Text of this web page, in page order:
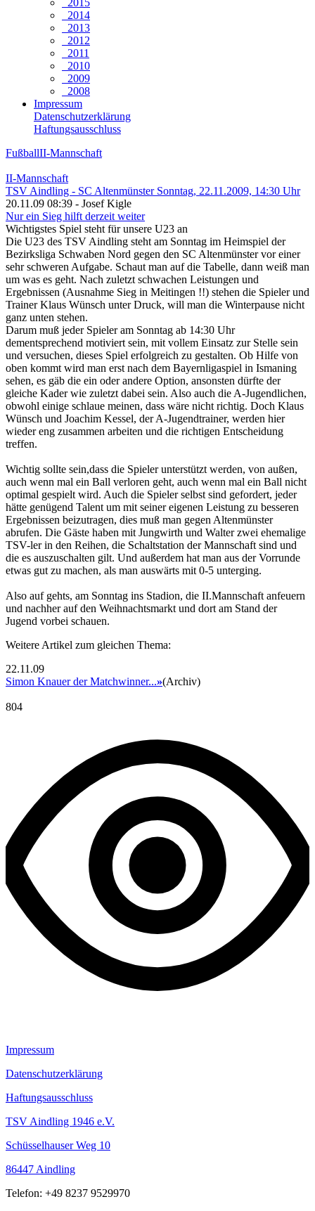
2015
2014
2013
2012
2011
2010
2009
2008
Impressum
Datenschutzerklärung
Haftungsausschluss
FußballII-Mannschaft
II-Mannschaft
TSV Aindling - SC Altenmünster Sonntag, 22.11.2009, 14:30 Uhr
20.11.09 08:39 - Josef Kigle
Nur ein Sieg hilft derzeit weiter
Wichtigstes Spiel steht für unsere U23 an
Die U23 des TSV Aindling steht am Sonntag im Heimspiel der
Bezirksliga Schwaben Nord gegen den SC Altenmünster vor einer
sehr schweren Aufgabe. Schaut man auf die Tabelle, dann weiß man
um was es geht. Nach zuletzt schwachen Leistungen und
Ergebnissen (Ausnahme Sieg in Meitingen !!) stehen die Spieler und
Trainer Klaus Wünsch unter Druck, will man die Winterpause nicht
ganz unten stehen.
Darum muß jeder Spieler am Sonntag ab 14:30 Uhr
dementsprechend motiviert sein, mit vollem Einsatz zur Stelle sein
und versuchen, dieses Spiel erfolgreich zu gestalten. Ob Hilfe von
oben kommt wird man erst nach dem Bayernligaspiel in Ismaning
sehen, es gäb die ein oder andere Option, ansonsten dürfte der
gleiche Kader wie zuletzt dabei sein. Also auch die A-Jugendlichen,
obwohl einige schlaue meinen, dass wäre nicht richtig. Doch Klaus
Wünsch und Joachim Kessel, der A-Jugendtrainer, werden hier
wieder eng zusammen arbeiten und die richtigen Entscheidung
treffen.
Wichtig sollte sein,dass die Spieler unterstützt werden, von außen,
auch wenn mal ein Ball verloren geht, auch wenn mal ein Ball nicht
optimal gespielt wird. Auch die Spieler selbst sind gefordert, jeder
hätte genügend Talent um mit seiner eigenen Leistung zu besseren
Ergebnissen beizutragen, dies muß man gegen Altenmünster
abrufen. Die Gäste haben mit Jungwirth und Walter zwei ehemalige
TSV-ler in den Reihen, die Schaltstation der Mannschaft sind und
die es auszuschalten gilt. Und außerdem hat man aus der Vorrunde
etwas gut zu machen, als man auswärts mit 0-5 unterging.
Also auf gehts, am Sonntag ins Stadion, die II.Mannschaft anfeuern
und nachher auf den Weihnachtsmarkt und dort am Stand der
Jugend vorbei schauen.
Weitere Artikel zum gleichen Thema:
22.11.09
Simon Knauer der Matchwinner...»(Archiv)
804
Impressum
Datenschutzerklärung
Haftungsausschluss
TSV Aindling 1946 e.V.
Schüsselhauser Weg 10
86447 Aindling
Telefon: +49 8237 9529970